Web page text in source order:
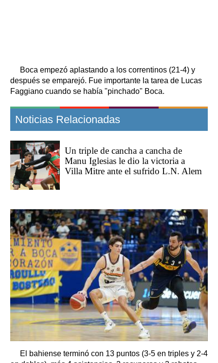
Boca empezó aplastando a los correntinos (21-4) y
después se emparejó. Fue importante la tarea de Lucas
Faggiano cuando se había "pinchado" Boca.
Noticias Relacionadas
Un triple de cancha a cancha de
Manu Iglesias le dio la victoria a
Villa Mitre ante el sufrido L.N. Alem
El bahiense terminó con 13 puntos (3-5 en triples y 2-4